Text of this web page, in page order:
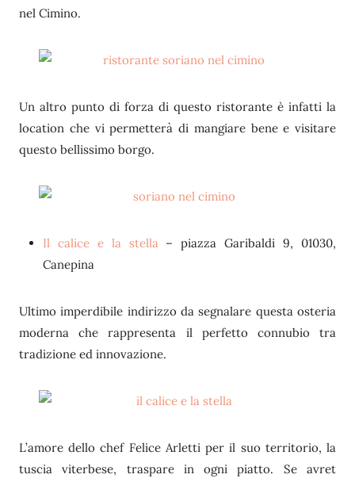
nel Cimino.
Un altro punto di forza di questo ristorante è infatti la
location che vi permetterà di mangiare bene e visitare
questo bellissimo borgo.
Il calice e la stella– piazza Garibaldi 9, 01030,
Canepina
Ultimo imperdibile indirizzo da segnalare questa osteria
moderna che rappresenta il perfetto connubio tra
tradizione ed innovazione.
L’amore dello chef Felice Arletti per il suo territorio, la
tuscia viterbese, traspare in ogni piatto. Se avret